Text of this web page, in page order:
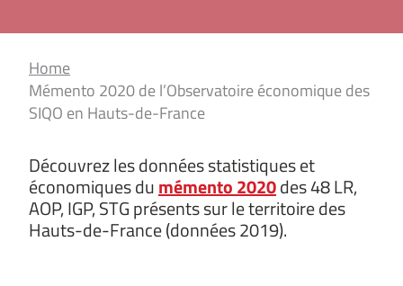
Home
Mémento 2020 de l’Observatoire économique des
SIQO en Hauts-de-France
Découvrez les données statistiques et
économiques dumémento 2020des 48 LR,
AOP, IGP, STG présents sur le territoire des
Hauts-de-France (données 2019).